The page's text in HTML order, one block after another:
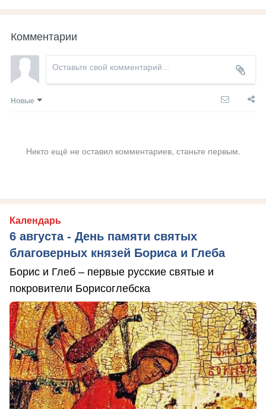
Комментарии
Новые
Никто ещё не оставил комментариев, станьте первым.
Календарь
6 августа - День памяти святых
благоверных князей Бориса и Глеба
Борис и Глеб – первые русские святые и
покровители Борисоглебска